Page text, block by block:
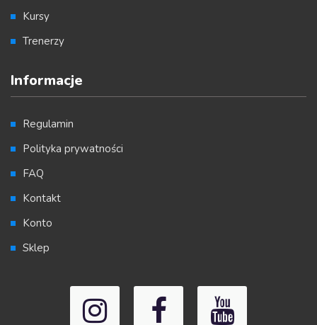
Kursy
Trenerzy
Informacje
Regulamin
Polityka prywatności
FAQ
Kontakt
Konto
Sklep